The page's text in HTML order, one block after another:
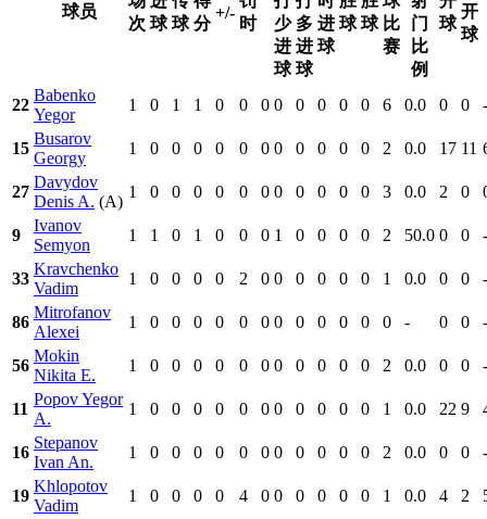
球员
次 球 球 分
+/-
时
少
进
球
多
进
球
进
球
球 球 比
赛
门
比
例
球
开
球
22
Babenko
Yegor
1 0 1 1 0 0 0 0 0 0 0 0 6 0.0 0 0 -
15
Busarov
Georgy
1 0 0 0 0 0 0 0 0 0 0 0 2 0.0 17 11
27
Davydov
Denis A. (A)
1 0 0 0 0 0 0 0 0 0 0 0 3 0.0 2 0
9
Ivanov
Semyon
1 1 0 1 0 0 0 1 0 0 0 0 2 50.0 0 0 -
33
Kravchenko
Vadim
1 0 0 0 0 2 0 0 0 0 0 0 1 0.0 0 0 -
86
Mitrofanov
Alexei
1 0 0 0 0 0 0 0 0 0 0 0 0 - 0 0 -
56
Mokin
Nikita E.
1 0 0 0 0 0 0 0 0 0 0 0 2 0.0 0 0 -
11
Popov Yegor
A.
1 0 0 0 0 0 0 0 0 0 0 0 1 0.0 22 9
16
Stepanov
Ivan An.
1 0 0 0 0 0 0 0 0 0 0 0 2 0.0 0 0 -
19
Khlopotov
Vadim
1 0 0 0 0 4 0 0 0 0 0 0 1 0.0 4 2